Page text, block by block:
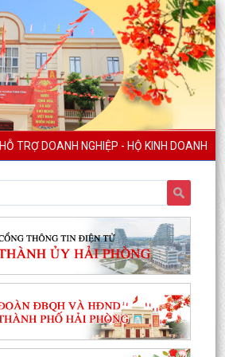
HỖ TRỢ DOANH NGHIỆP - HỘ KINH DOANH